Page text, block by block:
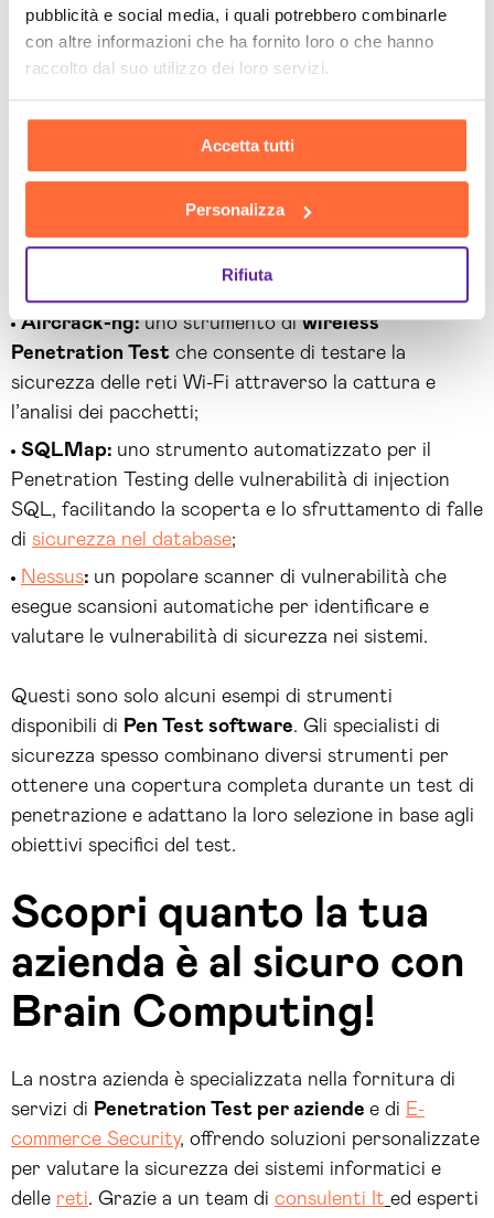
pubblicità e social media, i quali potrebbero combinarle
con altre informazioni che ha fornito loro o che hanno
raccolto dal suo utilizzo dei loro servizi.
Accetta tutti
Personalizza
Rifiuta
Wireshark:uno sniffer di pacchetti di rete che
consente agli analisti di esaminare il traffico di rete in
tempo reale, identificare protocolli, e analizzare
OWASP ZAP (Zed Attack Proxy):uno strumento
vulnerabilità nelle applicazioni web. ZAP offre
funzionalità di scansione automatica e attacchi
Aircrack-ng:uno strumento diwireless
Penetration Test che consente di testare la
sicurezza delle reti Wi-Fi attraverso la cattura e
l’analisi dei pacchetti;
SQLMap: uno strumento automatizzato per il
Penetration Testing delle vulnerabilità di injection
SQL, facilitando la scoperta e lo sfruttamento di falle
di sicurezza nel database;
Nessus: un popolare scanner di vulnerabilità che
esegue scansioni automatiche per identificare e
valutare le vulnerabilità di sicurezza nei sistemi.
Questi sono solo alcuni esempi di strumenti
disponibili di Pen Test software. Gli specialisti di
sicurezza spesso combinano diversi strumenti per
ottenere una copertura completa durante un test di
penetrazione e adattano la loro selezione in base agli
obiettivi specifici del test.
Scopri quanto la tua
azienda è al sicuro con
Brain Computing!
La nostra azienda è specializzata nella fornitura di
servizi di Penetration Test per aziende e di E-
commerce Security, offrendo soluzioni personalizzate
per valutare la sicurezza dei sistemi informatici e
delle reti. Grazie a un team di consulenti It ed esperti